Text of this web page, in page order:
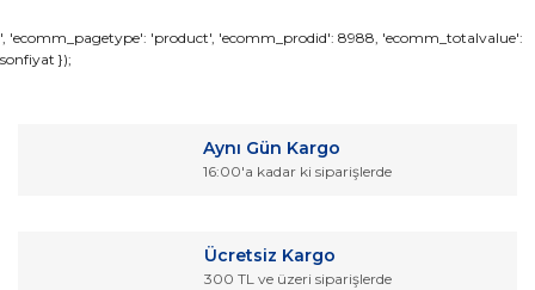
Yorum Yaz
Bu ürünün fiyat bilgisi, resim, ürün açıklamalarında ve diğer
konularda yetersiz gördüğünüz noktaları öneri formunu
Ürün resmi kalitesiz, bozuk veya görüntülenemiyor.
Ürün fiyatı diğer sitelerden daha pahalı.
', 'ecomm_pagetype': 'product', 'ecomm_prodid': 8988, 'ecomm_totalvalue':
sonfiyat });
Aynı Gün Kargo
16:00'a kadar ki siparişlerde
Ücretsiz Kargo
300 TL ve üzeri siparişlerde